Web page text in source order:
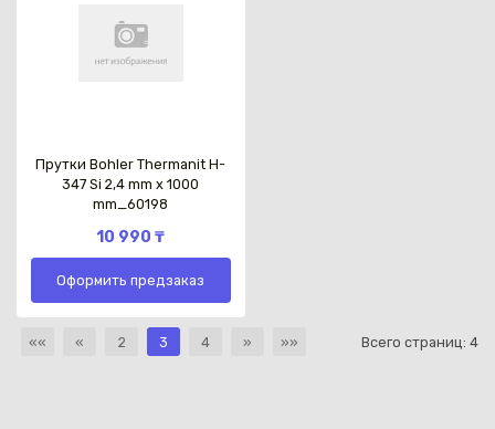
Прутки Bohler Thermanit H-
347 Si 2,4 mm x 1000
mm_60198
10 990 ₸
Оформить предзаказ
Всего страниц: 4
«« « 2 3 4 » »»